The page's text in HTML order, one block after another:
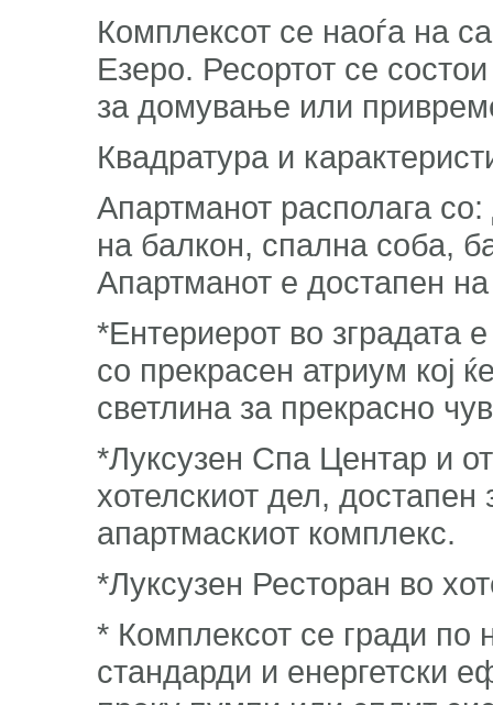
Комплексот се наоѓа на
Езеро. Ресортот се
за домување или
Квадратура и
Апартманот располага со:
на балкон, спална соба,
Апартманот е достапен
*Ентериерот во зградата
со прекрасен атриум кој
светлина за прекрасно
*Луксузен Спа Центар и
хотелскиот дел,
апартмаскиот комплекс.
*Луксузен Ресторан во
* Комплексот се гради по
стандарди и енергетски